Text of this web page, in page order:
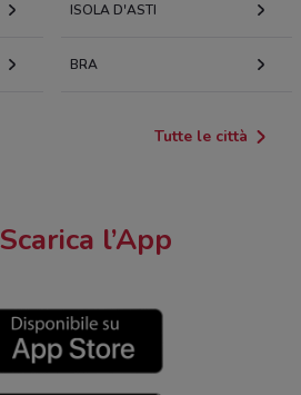
ISOLA D'ASTI
BRA
Tutte le città
Scarica l’App